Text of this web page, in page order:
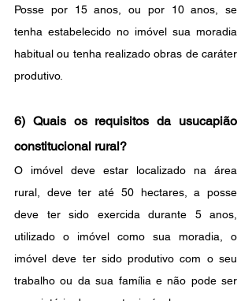
Posse por 15 anos, ou por 10 anos, se
tenha estabelecido no imóvel sua moradia
habitual ou tenha realizado obras de caráter
produtivo.
6) Quais os requisitos da usucapião
constitucional rural?
O imóvel deve estar localizado na área
rural, deve ter até 50 hectares, a posse
deve ter sido exercida durante 5 anos,
utilizado o imóvel como sua moradia, o
imóvel deve ter sido produtivo com o seu
trabalho ou da sua família e não pode ser